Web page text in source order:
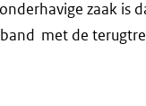
zaak is
met de